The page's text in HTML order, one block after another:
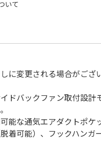
いて
に変更される場合がござ
バックファン取付設計
な通気エアダクトポケ
着可能）、フックハンガ